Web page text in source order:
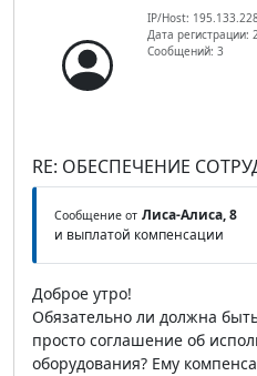
IP/Host:
Дата регистрации:
Сообщений: 3
RE: ОБЕСПЕЧЕНИЕ
Сообщение от Лиса-Алиса, 8
и выплатой компенсации
Доброе утро!
Обязательно ли должна
просто соглашение об
оборудования? Ему